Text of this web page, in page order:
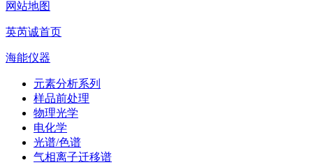
网站地图
英芮诚首页
海能仪器
元素分析系列
样品前处理
物理光学
电化学
光谱/色谱
气相离子迁移谱